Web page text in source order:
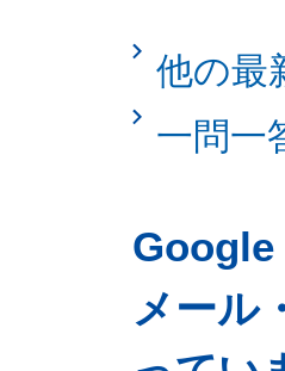
他の最
一問一
Google
メール